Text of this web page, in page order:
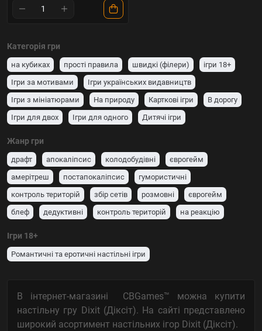
Категорія гри
на кубиках прості правила швидкі (філери)
ігри 18+
Ігри за мотивами
Ігри українських видавництв
Ігри з мініатюрами
На природу Карткові ігри
В дорогу
Ігри для двох
Ігри для одного
Дитячі ігри
Жанр гри
драфт апокаліпсис колодобудівні
єврогейм
амерітреш
постапокаліпсис
гумористичні
контроль територій
збір сетів розмовні
єврогейм
блеф
дедуктивні контроль територій
на реакцію
збір сетів
колодобудівні драфт
Стратегічні
Рольові Пригодницькі
Логічні
Кооперативні
Жахи Економічні Детективні
Ігри 18+
Романтичні та еротичні настільні ігри
В інтернет-магазині CBGames™ можна купити
настільну гру Dixit (Діксіт). На сайті представлено
широкий асортимент настільних ігор Dixit (Діксіт).